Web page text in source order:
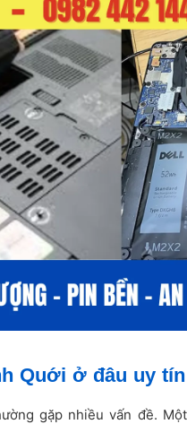
Quới ở đâu uy
gặp nhiều vấn đề.